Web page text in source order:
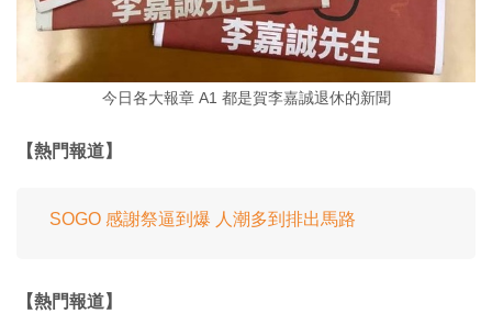
今日各大報章 A1 都是賀李嘉誠退休的新聞
【熱門報道】
SOGO 感謝祭逼到爆 人潮多到排出馬路
【熱門報道】